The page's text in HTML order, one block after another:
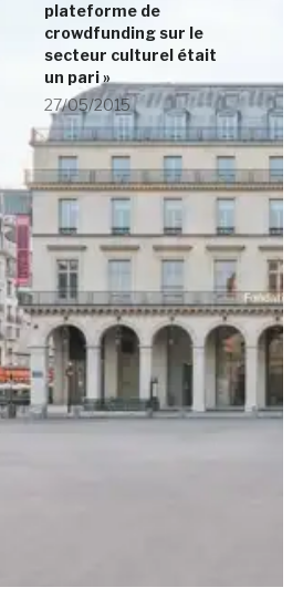
plateforme de
crowdfunding sur le
secteur culturel était
un pari »
27/05/2015